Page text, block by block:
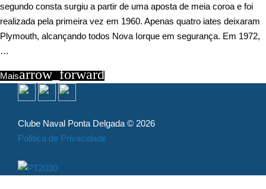
segundo consta surgiu a partir de uma aposta de meia coroa e foi
realizada pela primeira vez em 1960. Apenas quatro iates deixaram
Plymouth, alcançando todos Nova Iorque em segurança. Em 1972,
…
Maisarrow_forward
Clube Naval Ponta Delgada © 2026
Política de Privacidade